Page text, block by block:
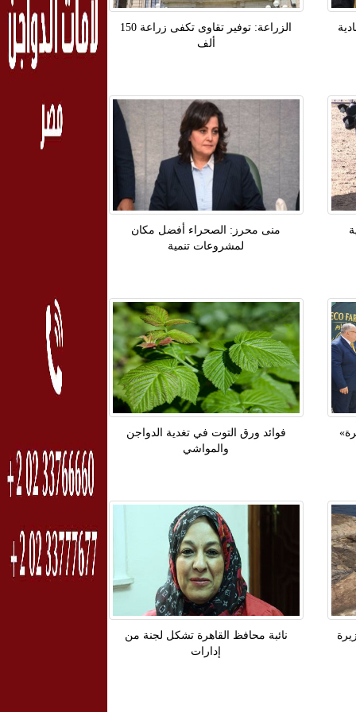
الزراعة: توفير تقاوى تكفى زراعة 150
ألف
إرشادية
منى محرز: الصحراء أفضل مكان
لمشروعات تنمية
فوائد ورق التوت في تغدية الدواجن
والمواشي
نائبة محافظ القاهرة تشكل لجنة من
إدارات